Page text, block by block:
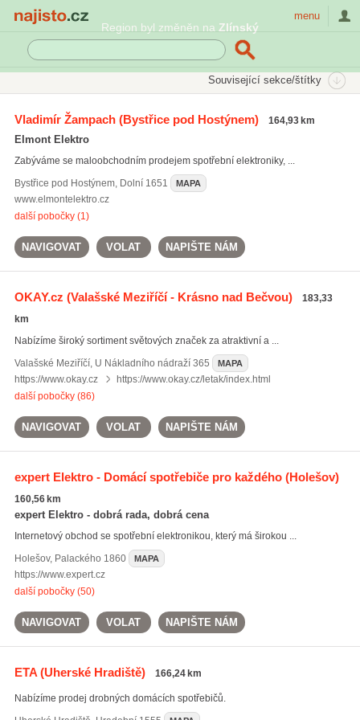
Region byl změněn na Zlínský
menu
Související sekce/štítky
Dům, byt a zahrada
Domácí spotřebiče
Vladimír Žampach(Bystřice pod Hostýnem) 164,93 km
Elmont Elektro
Zabýváme se maloobchodním prodejem spotřební elektroniky, ...
Bystřice pod Hostýnem, Dolní 1651 MAPA
www.elmontelektro.cz
další pobočky (1)
NAVIGOVAT VOLAT NAPIŠTE NÁM
OKAY.cz (Valašské Meziříčí - Krásno nad Bečvou)
183,33
km
Nabízíme široký sortiment světových značek za atraktivní a ...
Valašské Meziříčí, U Nákladního nádraží 365 MAPA
https://www.okay.cz
https://www.okay.cz/letak/index.html
další pobočky (86)
NAVIGOVAT VOLAT NAPIŠTE NÁM
expert Elektro - Domácí spotřebiče pro každého(Holešov)
160,56 km
expert Elektro - dobrá rada, dobrá cena
Internetový obchod se spotřební elektronikou, který má širokou ...
Holešov, Palackého 1860 MAPA
https://www.expert.cz
další pobočky (50)
NAVIGOVAT VOLAT NAPIŠTE NÁM
ETA(Uherské Hradiště) 166,24 km
Nabízíme prodej drobných domácích spotřebičů.